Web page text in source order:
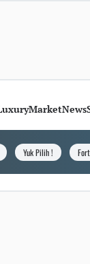
MarketNews
Yuk Pilih !